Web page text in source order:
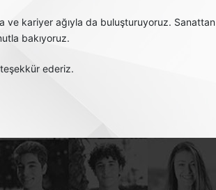
ve kariyer ağıyla da buluşturuyoruz. Sanattan
bakıyoruz.
teşekkür ederiz.